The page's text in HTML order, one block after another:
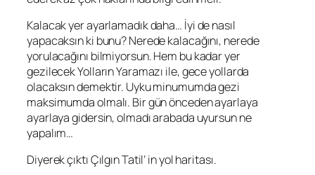
Kalacak yer ayarlamadık daha… İyi de nasıl
yapacaksın ki bunu? Nerede kalacağını, nerede
yorulacağını bilmiyorsun. Hem bu kadar yer
gezilecek Yolların Yaramazı ile, gece yollarda
olacaksın demektir. Uyku minumumda gezi
maksimumda olmalı. Bir gün önceden ayarlaya
ayarlaya gidersin, olmadı arabada uyursun ne
yapalım…
Diyerek çıktı Çılgın Tatil’ in yol haritası.